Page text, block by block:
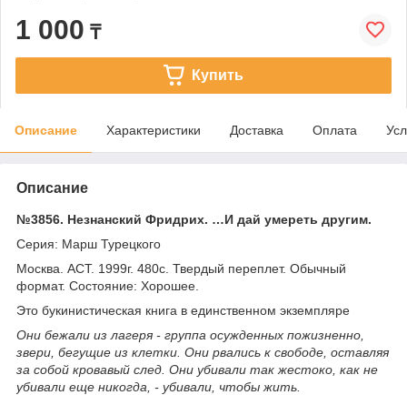
1 000 ₸
Купить
Описание Характеристики Доставка Оплата
Описание
№3856. Незнанский Фридрих. …И дай умереть другим.
Серия: Марш Турецкого
Москва. АСТ. 1999г. 480с. Твердый переплет. Обычный
формат. Состояние: Хорошее.
Это букинистическая книга в единственном экземпляре
Они бежали из лагеря - группа осужденных пожизненно,
звери, бегущие из клетки. Они рвались к свободе, оставляя
за собой кровавый след. Они убивали так жестоко, как не
убивали еще никогда, - убивали, чтобы жить.